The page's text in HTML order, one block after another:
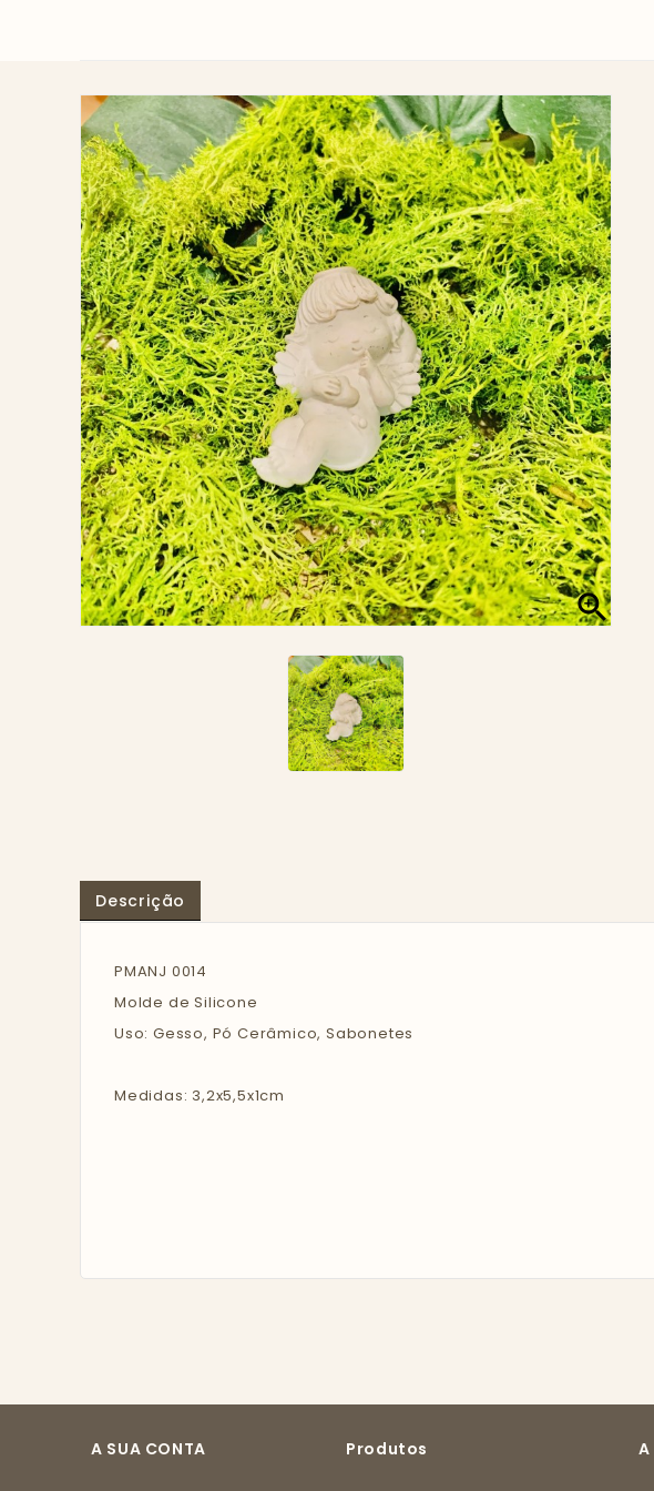

Descrição
PMANJ 0014
Molde de Silicone
Uso: Gesso, Pó Cerâmico, Sabonetes
Medidas: 3,2x5,5x1cm
A SUA CONTA Produtos